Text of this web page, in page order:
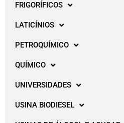
FRIGORÍFICOS
LATICÍNIOS
PETROQUÍMICO
QUÍMICO
UNIVERSIDADES
USINA BIODIESEL